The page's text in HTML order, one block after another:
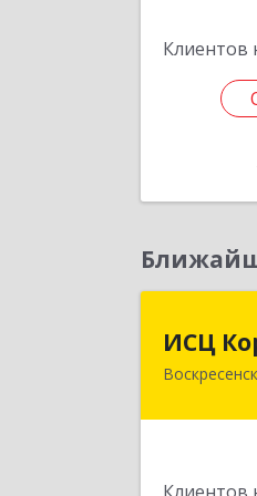
Клиентов
ИСЦ
Воскресенск